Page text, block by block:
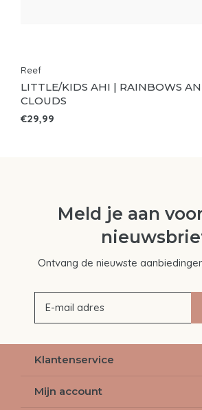
Reef
LITTLE/KIDS AHI | RAINBOWS
CLOUDS
€29,99
Meld je aan
Ontvang de nieuwste
Klantenservice
Mijn account